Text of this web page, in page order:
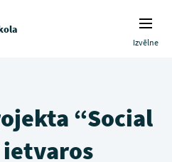
Izvēlne
“Social
ietvaros